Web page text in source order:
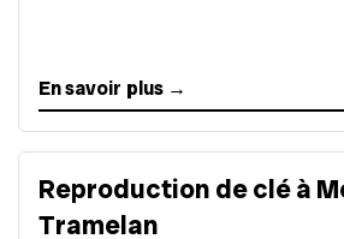
En savoir plus →
Reproduction de clé à
Tramelan